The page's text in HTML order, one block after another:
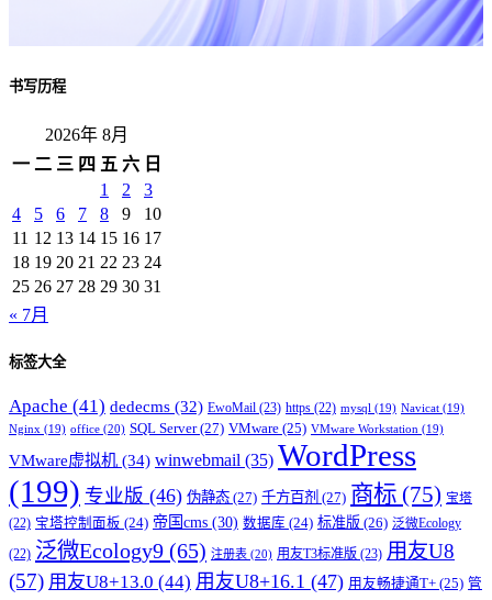
书写历程
2026年 8月
一 二 三 四 五 六 日
1
2
3
4
5 6 7 8 9
10
11 12 13 14 15 16 17
18 19 20 21 22 23 24
25 26 27 28 29 30 31
« 7月
标签大全
Apache (41) dedecms (32) EwoMail (23) https (22) mysql (19) Navicat (19)
Nginx (19) office (20) SQL Server(27) VMware (25) VMware Workstation (19)
VMware虚拟机 (34) winwebmail (35) WordPress
(199) 专业版 (46) 伪静态 (27) 千方百剂 (27) 商标 (75) 宝塔
(22) 宝塔控制面板 (24) 帝国cms (30) 数据库 (24) 标准版 (26) 泛微Ecology
(22) 泛微Ecology9 (65) 注册表 (20) 用友T3标准版 (23) 用友U8
(57) 用友U8+13.0 (44) 用友U8+16.1 (47) 用友畅捷通T+ (25) 管